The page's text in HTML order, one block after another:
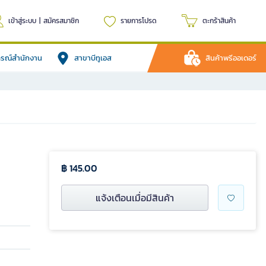
เข้าสู่ระบบ | สมัครสมาชิก รายการโปรด ตะกร้าสินค้า
รณ์สำนักงาน สาขาบีทูเอส สินค้าพรีออเดอร์
฿ 145.00
แจ้งเตือนเมื่อมีสินค้า